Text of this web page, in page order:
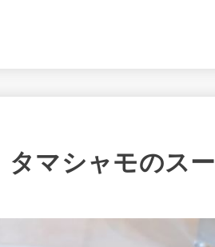
タマシャモのスー